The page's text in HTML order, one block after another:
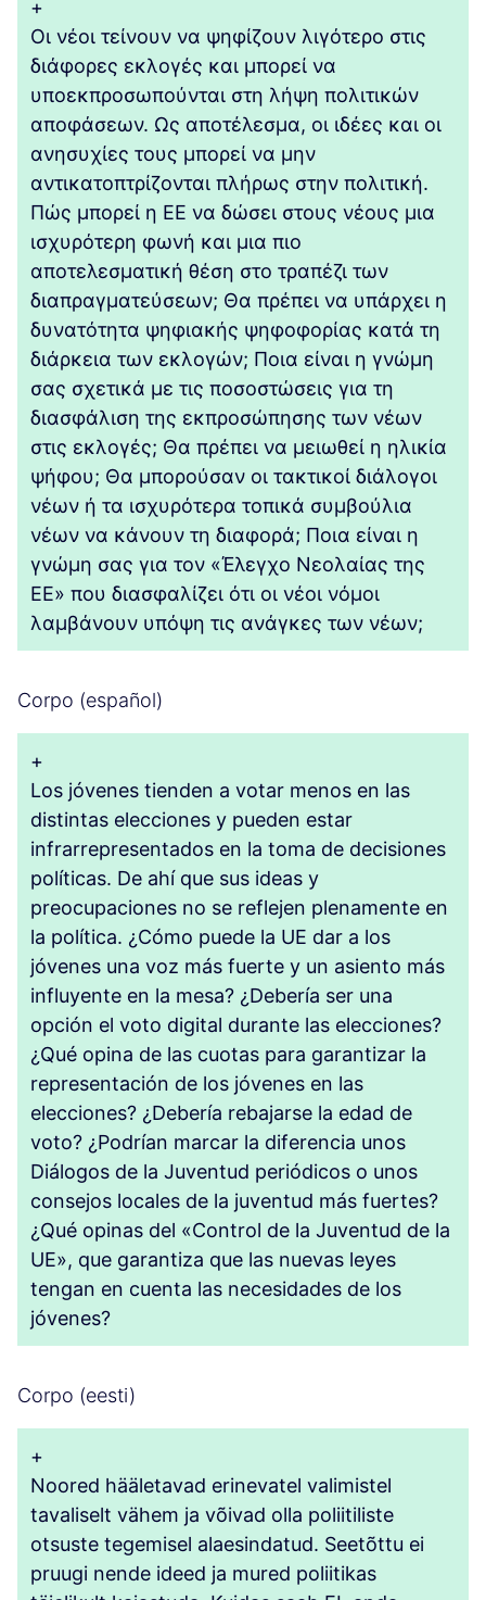
+
Οι νέοι τείνουν να ψηφίζουν λιγότερο στις
διάφορες εκλογές και μπορεί να
υποεκπροσωπούνται στη λήψη πολιτικών
αποφάσεων. Ως αποτέλεσμα, οι ιδέες και οι
ανησυχίες τους μπορεί να μην
αντικατοπτρίζονται πλήρως στην πολιτική.
Πώς μπορεί η ΕΕ να δώσει στους νέους μια
ισχυρότερη φωνή και μια πιο
αποτελεσματική θέση στο τραπέζι των
διαπραγματεύσεων; Θα πρέπει να υπάρχει η
δυνατότητα ψηφιακής ψηφοφορίας κατά τη
διάρκεια των εκλογών; Ποια είναι η γνώμη
σας σχετικά με τις ποσοστώσεις για τη
διασφάλιση της εκπροσώπησης των νέων
στις εκλογές; Θα πρέπει να μειωθεί η ηλικία
ψήφου; Θα μπορούσαν οι τακτικοί διάλογοι
νέων ή τα ισχυρότερα τοπικά συμβούλια
νέων να κάνουν τη διαφορά; Ποια είναι η
γνώμη σας για τον «Έλεγχο Νεολαίας της
ΕΕ» που διασφαλίζει ότι οι νέοι νόμοι
λαμβάνουν υπόψη τις ανάγκες των νέων;
Corpo (español)
+
Los jóvenes tienden a votar menos en las
distintas elecciones y pueden estar
infrarrepresentados en la toma de decisiones
políticas. De ahí que sus ideas y
preocupaciones no se reflejen plenamente en
la política. ¿Cómo puede la UE dar a los
jóvenes una voz más fuerte y un asiento más
influyente en la mesa? ¿Debería ser una
opción el voto digital durante las elecciones?
¿Qué opina de las cuotas para garantizar la
representación de los jóvenes en las
elecciones? ¿Debería rebajarse la edad de
voto? ¿Podrían marcar la diferencia unos
Diálogos de la Juventud periódicos o unos
consejos locales de la juventud más fuertes?
¿Qué opinas del «Control de la Juventud de la
UE», que garantiza que las nuevas leyes
tengan en cuenta las necesidades de los
jóvenes?
Corpo (eesti)
+
Noored hääletavad erinevatel valimistel
tavaliselt vähem ja võivad olla poliitiliste
otsuste tegemisel alaesindatud. Seetõttu ei
pruugi nende ideed ja mured poliitikas